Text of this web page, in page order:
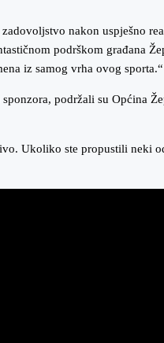
nakon uspješno
podrškom građana
iz samog vrha ovog sporta.“
podržali su Općina
Ukoliko ste propustili neki